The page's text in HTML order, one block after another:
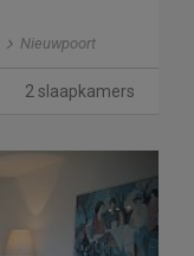
Nieuwpoort
2 slaapkamers